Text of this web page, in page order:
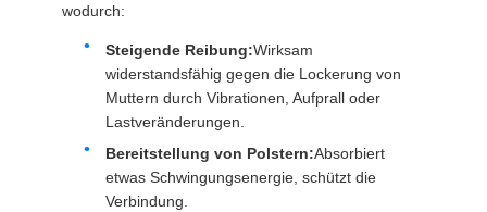
wodurch:
Steigende Reibung:Wirksam
widerstandsfähig gegen die Lockerung von
Muttern durch Vibrationen, Aufprall oder
Lastveränderungen.
Bereitstellung von Polstern:Absorbiert
etwas Schwingungsenergie, schützt die
Verbindung.